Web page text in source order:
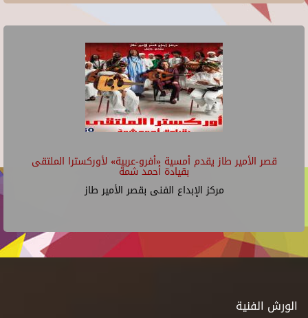
قصر الأمير طاز يقدم أمسية «أفرو-عربية» لأوركسترا الملتقى
بقيادة أحمد شمة
مركز الإبداع الفنى بقصر الأمير طاز
الورش الفنية